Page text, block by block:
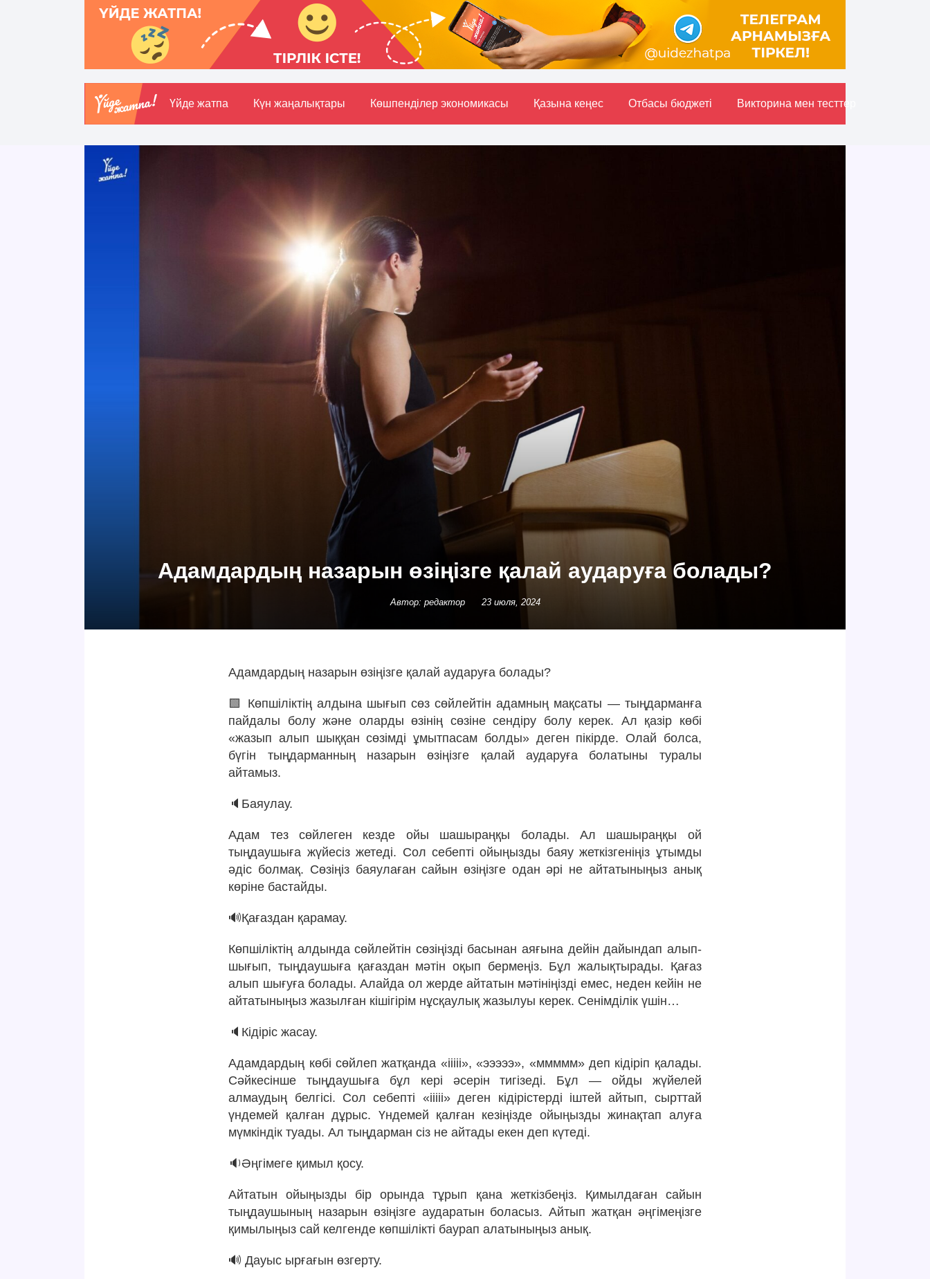
Үйде жатпа Күн жаңалықтары Көшпенділер экономикасы Қазына кеңес Отбасы бюджетi Викторина мен тесттер
Адамдардың назарын өзіңізге қалай аударуға болады?
Автор: редактор 23 июля, 2024
Адамдардың назарын өзіңізге қалай аударуға болады?
🟩 Көпшіліктің алдына шығып сөз сөйлейтін адамның мақсаты — тыңдарманға
пайдалы болу және оларды өзінің сөзіне сендіру болу керек. Ал қазір көбі
«жазып алып шыққан сөзімді ұмытпасам болды» деген пікірде. Олай болса,
бүгін тыңдарманның назарын өзіңізге қалай аударуға болатыны туралы
айтамыз.
🔈Баяулау.
Адам тез сөйлеген кезде ойы шашыраңқы болады. Ал шашыраңқы ой
тыңдаушыға жүйесіз жетеді. Сол себепті ойыңызды баяу жеткізгеніңіз ұтымды
әдіс болмақ. Сөзіңіз баяулаған сайын өзіңізге одан әрі не айтатыныңыз анық
көріне бастайды.
🔊Қағаздан қарамау.
Көпшіліктің алдында сөйлейтін сөзіңізді басынан аяғына дейін дайындап алып-
шығып, тыңдаушыға қағаздан мәтін оқып бермеңіз. Бұл жалықтырады. Қағаз
алып шығуға болады. Алайда ол жерде айтатын мәтініңізді емес, неден кейін не
айтатыныңыз жазылған кішігірім нұсқаулық жазылуы керек. Сенімділік үшін…
🔈Кідіріс жасау.
Адамдардың көбі сөйлеп жатқанда «ііііі», «эээээ», «ммммм» деп кідіріп қалады.
Сәйкесінше тыңдаушыға бұл кері әсерін тигізеді. Бұл — ойды жүйелей
алмаудың белгісі. Сол себепті «ііііі» деген кідірістерді іштей айтып, сырттай
үндемей қалған дұрыс. Үндемей қалған кезіңізде ойыңызды жинақтап алуға
мүмкіндік туады. Ал тыңдарман сіз не айтады екен деп күтеді.
🔉Әңгімеге қимыл қосу.
Айтатын ойыңызды бір орында тұрып қана жеткізбеңіз. Қимылдаған сайын
тыңдаушының назарын өзіңізге аударатын боласыз. Айтып жатқан әңгімеңізге
қимылыңыз сай келгенде көпшілікті баурап алатыныңыз анық.
🔊 Дауыс ырғағын өзгерту.